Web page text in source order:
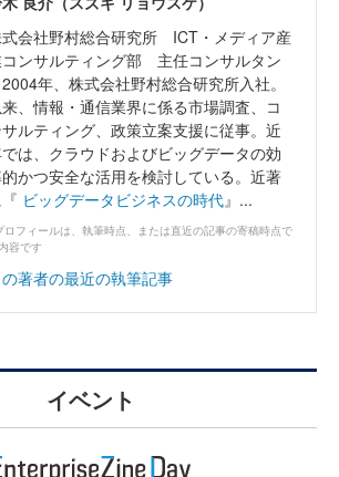
会社野村総合研究所 ICT・メディア産
ンサルティング部 主任コンサルタン
2004年、株式会社野村総合研究所入社。
、情報・通信業界に係る市場調査、コ
サルティング、政策立案支援に従事。近
は、クラウドおよびビッグデータの効
かつ安全な活用を検討している。近著
ビッグデータビジネスの時代』...
ロフィールは、執筆時点、または直近の記事の寄稿時点で
容です
著者の最近の執筆記事
イベント